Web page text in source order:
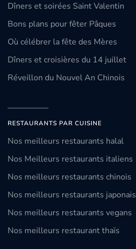
Dîners et soirées Saint Valentin
Bons plans pour fêter Pâques
Où célébrer la fête des Mères
Dîners et croisières du 14 juillet
Réveillon du Nouvel An Chinois
RESTAURANTS PAR CUISINE
Nos meilleurs restaurants halal
Nos Meilleurs restaurants italiens
Nos meilleurs restaurants chinois
Nos meilleurs restaurants japonais
Nos meilleurs restaurants vegans
Nos meilleurs restaurant thaïs